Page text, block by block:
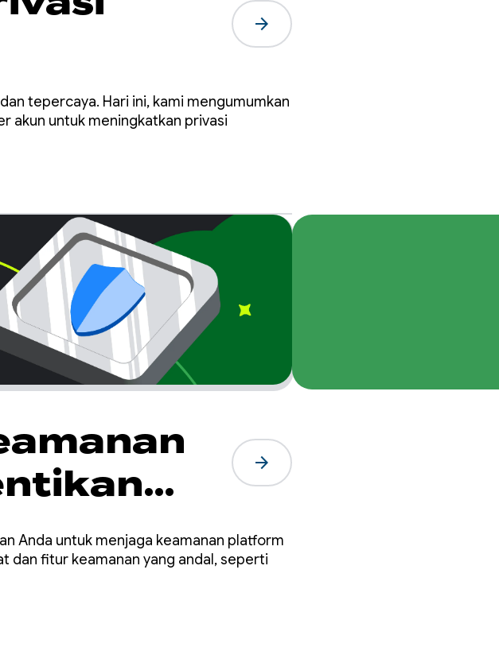
dengan
arrow_forward
tepercaya. Hari ini, kami mengumumkan
akun untuk meningkatkan privasi
arrow_forward
Anda untuk menjaga keamanan platform
dan fitur keamanan yang andal, seperti